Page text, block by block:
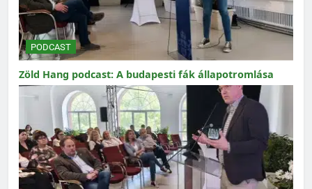
PODCAST
Zöld Hang podcast: A budapesti fák állapotromlása